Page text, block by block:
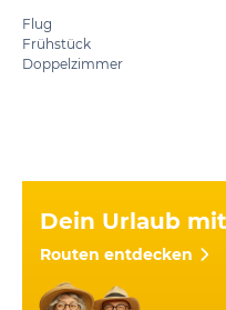
Flug
Frühstück
Doppelzimmer
Dein Urlaub
Routen entdecken